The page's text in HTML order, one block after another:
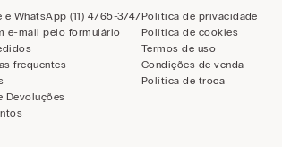
e WhatsApp (11) 4765-3747
e-mail pelo formulário
frequentes
Devoluções
Política de privacidade
Política de cookies
Termos de uso
Condições de venda
Política de troca